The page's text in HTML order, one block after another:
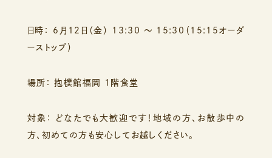
日時： 6月12日（金） 13:30 〜 15:30（15:15オーダ
ーストップ）
場所： 抱樸館福岡 1階食堂
対象： どなたでも大歓迎です！地域の方、お散歩中の
方、初めての方も安心してお越しください。